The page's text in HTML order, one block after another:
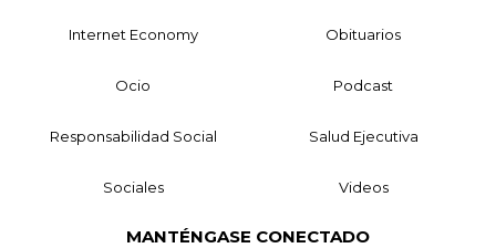
Internet Economy Obituarios
Ocio Podcast
Responsabilidad Social Salud Ejecutiva
Sociales Videos
MANTÉNGASE CONECTADO